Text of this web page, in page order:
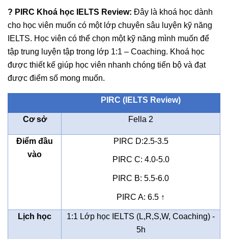
? PIRC Khoá học IELTS Review: Đây là khoá học dành
cho học viên muốn có một lớp chuyên sâu luyện kỹ năng
IELTS. Học viên có thể chọn một kỹ năng mình muốn để
tập trung luyện tập trong lớp 1:1 – Coaching. Khoá học
được thiết kế giúp học viên nhanh chóng tiến bộ và đạt
được điểm số mong muốn.
PIRC (IELTS Review)
Cơ sở Fella 2
Điểm đầu
vào
PIRC D:2.5-3.5
PIRC C: 4.0-5.0
PIRC B: 5.5-6.0
PIRC A: 6.5 ↑
Lịch học
1:1 Lớp học IELTS (L,R,S,W, Coaching) -
5h